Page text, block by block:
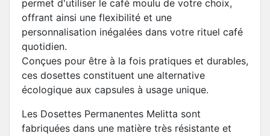
permet d'utiliser le café moulu de votre choix,
offrant ainsi une flexibilité et une
personnalisation inégalées dans votre rituel café
quotidien.
Conçues pour être à la fois pratiques et durables,
ces dosettes constituent une alternative
écologique aux capsules à usage unique.
Les Dosettes Permanentes Melitta sont
fabriquées dans une matière très résistante et